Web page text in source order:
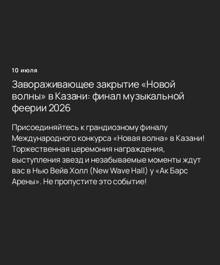
10 июля
Завораживающее закрытие «Новой
волны» в Казани: финал музыкальной
феерии 2026
Присоединяйтесь к грандиозному финалу
Международного конкурса «Новая волна» в Казани!
Торжественная церемония награждения,
выступления звезд и незабываемые моменты ждут
вас в Нью Вейв Холл (New Wave Hall) у «Ак Барс
Арены». Не пропустите это событие!